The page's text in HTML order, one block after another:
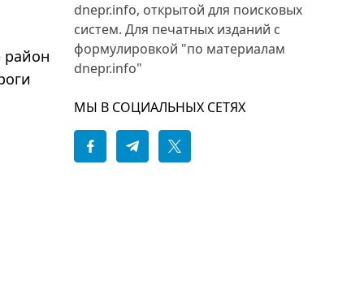
dnepr.info, открытой для поисковых
систем. Для печатных изданий с
формулировкой "по материалам
dnepr.info"
МЫ В СОЦИАЛЬНЫХ СЕТЯХ